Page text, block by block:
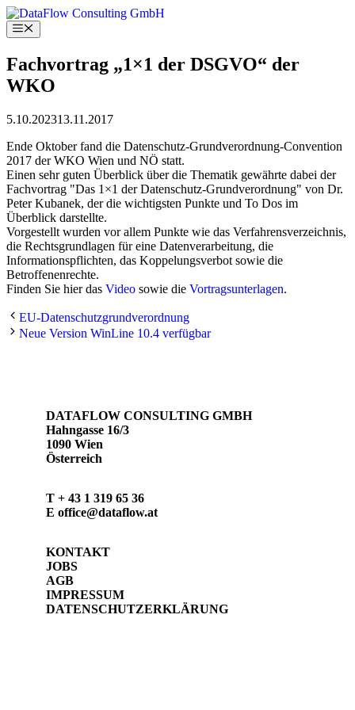
Skip
to
content
Menu
Fachvortrag „1×1 der DSGVO“ der
WKO
5.10.202313.11.2017
Ende Oktober fand die Datenschutz-Grundverordnung-Convention
2017 der WKO Wien und NÖ statt.
Einen sehr guten Überblick über die Thematik gewährte dabei der
Fachvortrag "Das 1×1 der Datenschutz-Grundverordnung" von Dr.
Peter Kubanek, der die wichtigsten Punkte und To Dos im
Überblick darstellte.
Vorgestellt wurden vor allem Punkte wie das Verfahrensverzeichnis,
die Rechtsgrundlagen für eine Datenverarbeitung, die
Informationspflichten, das Koppelungsverbot sowie die
Betroffenenrechte.
Finden Sie hier das Video sowie die Vortragsunterlagen.
EU-Datenschutzgrundverordnung
Neue Version WinLine 10.4 verfügbar
DATAFLOW CONSULTING GMBH
Hahngasse 16/3
1090 Wien
Österreich
T + 43 1 319 65 36
E office@dataflow.at
KONTAKT
JOBS
AGB
IMPRESSUM
DATENSCHUTZERKLÄRUNG